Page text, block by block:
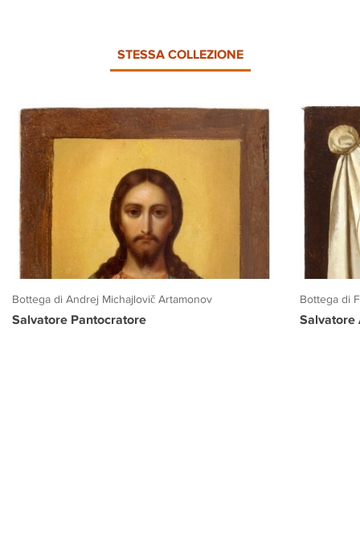
STESSA COLLEZIONE
Bottega di Andrej Michajlovič Artamonov
Salvatore Pantocratore
Bottega di
Salvatore